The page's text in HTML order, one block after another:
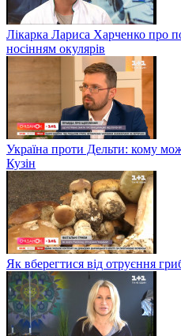
Лікарка Лариса Харченко про
носінням окулярів
Україна проти Дельти: кому
Кузін
Як вберегтися від отруєння